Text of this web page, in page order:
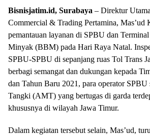
Bisnisjatim.id, Surabaya – Direktur
Commercial & Trading Pertamina, Mas’ud
pemantauan layanan di SPBU dan
Minyak (BBM) pada Hari Raya Natal.
SPBU-SPBU di sepanjang ruas Tol Trans
berbagi semangat dan dukungan kepada
dan Tahun Baru 2021, para operator
Tangki (AMT) yang bertugas di garda
khususnya di wilayah Jawa Timur.
Dalam kegiatan tersebut selain, Mas’ud,